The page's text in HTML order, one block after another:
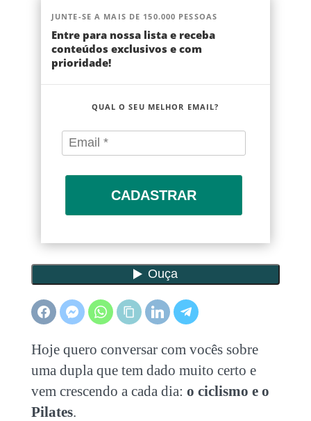
JUNTE-SE A MAIS DE 150.000 PESSOAS
Entre para nossa lista e receba
conteúdos exclusivos e com
prioridade!
QUAL O SEU MELHOR EMAIL?
CADASTRAR
Hoje quero conversar com vocês sobre
uma dupla que tem dado muito certo e
vem crescendo a cada dia: o ciclismo e o
Pilates.